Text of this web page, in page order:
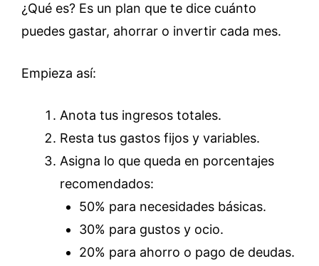
¿Qué es? Es un plan que te dice cuánto
puedes gastar, ahorrar o invertir cada mes.
Empieza así:
Anota tus ingresos totales.
Resta tus gastos fijos y variables.
Asigna lo que queda en porcentajes
recomendados:
50% para necesidades básicas.
30% para gustos y ocio.
20% para ahorro o pago de deudas.